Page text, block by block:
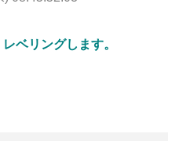
ベリングします。